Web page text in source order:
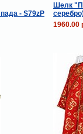
- S79zP
Шелк
1960.00